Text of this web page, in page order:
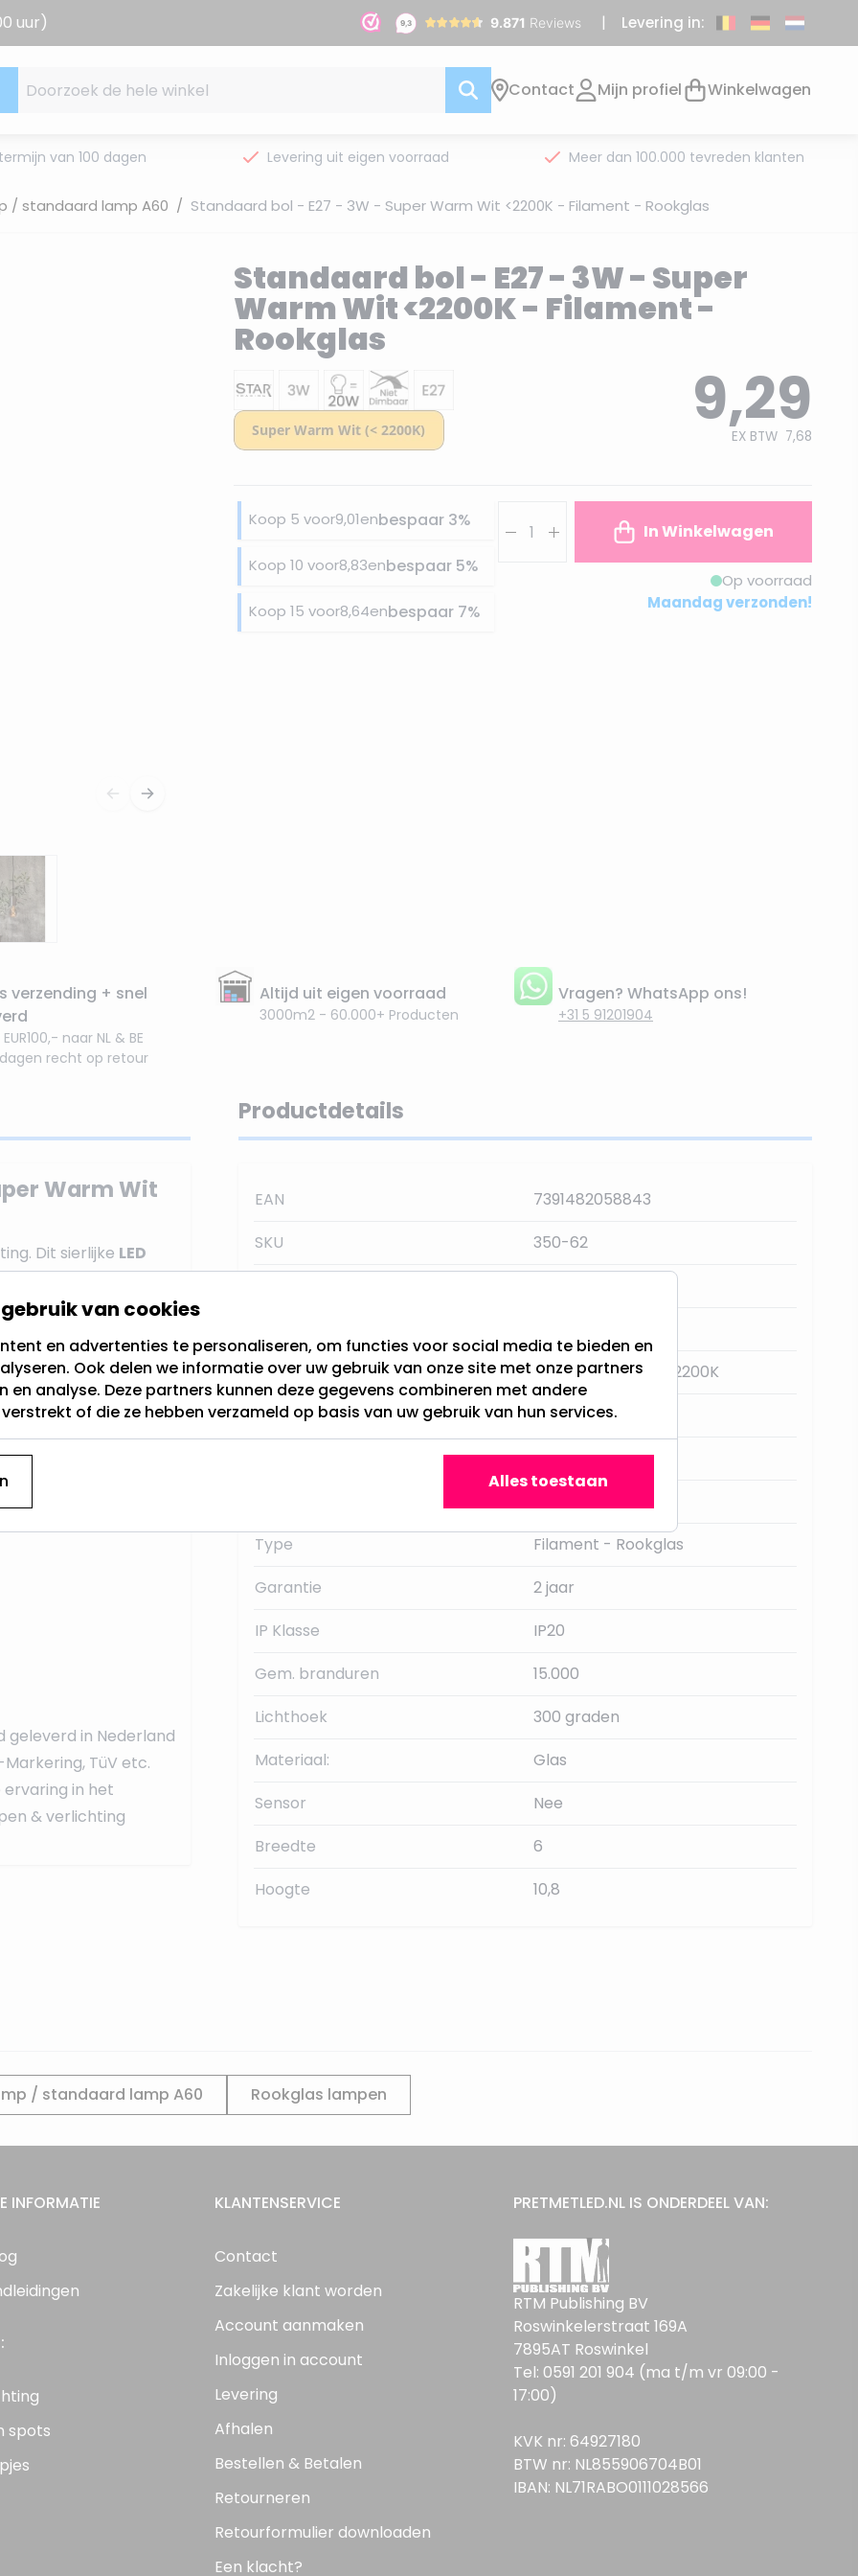
uur) Levering in:
Contact Mijn profiel Winkelwagen
van 100 dagen Levering uit eigen voorraad Meer dan 100.000 tevreden klanten
/ standaard lamp A60 / Standaard bol - E27 - 3W - Super Warm Wit <2200K - Filament - Rookglas
Standaard bol - E27 - 3W - Super
Warm Wit <2200K - Filament -
Rookglas
9,29
EX BTW 7,68
Koop 5 voor9,01enbespaar 3%
Koop 10 voor8,83enbespaar 5%
Koop 15 voor8,64enbespaar 7%
In Winkelwagen
Op voorraad
Maandag verzonden!
verzending + snel
naar NL & BE
dagen recht op retour
Altijd uit eigen voorraad
3000m2 - 60.000+ Producten
Vragen? WhatsApp ons!
+31 5 91201904
Warm Wit
Dit sierlijke LED
LED lamp isSuper
ruimte.
dit Star
in Nederland
TüV etc.
ervaring in het
& verlichting
Productdetails
EAN
7391482058843
SKU
350-62
Lichtkleur
Super Warm Wit - 2200K
Dimbaar
Nee
Star Trading
Type
Filament - Rookglas
Garantie
2 jaar
IP Klasse
IP20
Gem. branduren
15.000
Lichthoek
300 graden
Materiaal:
Glas
Sensor
Nee
Breedte
6
Hoogte
10,8
/ standaard lamp A60 Rookglas lampen
INFORMATIE
spots
KLANTENSERVICE
Contact
Zakelijke klant worden
Account aanmaken
Inloggen in account
Levering
Afhalen
Bestellen & Betalen
Retourneren
Retourformulier downloaden
Een klacht?
PRETMETLED.NL IS ONDERDEEL VAN:
RTM Publishing BV
Roswinkelerstraat 169A
7895AT Roswinkel
Tel: 0591 201 904 (ma t/m vr 09:00 -
17:00)
KVK nr: 64927180
BTW nr: NL855906704B01
IBAN: NL71RABO0111028566
van cookies
en advertenties te personaliseren, om functies voor social media te bieden en
Ook delen we informatie over uw gebruik van onze site met onze partners
analyse. Deze partners kunnen deze gegevens combineren met andere
of die ze hebben verzameld op basis van uw gebruik van hun services.
Alles toestaan